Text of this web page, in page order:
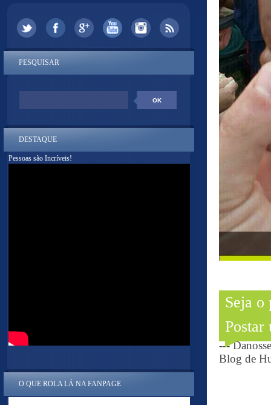
Seja o
Postar
---
Blog de
PESQUISAR
DESTAQUE
Pessoas são Incríveis!
O QUE ROLA LÁ NA FANPAGE